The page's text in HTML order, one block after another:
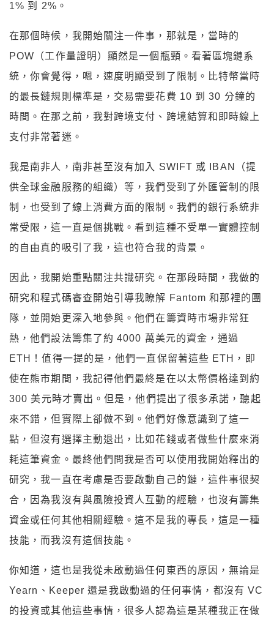
1% 到 2%。
在那個時候，我開始關注一件事，那就是，當時的
POW（工作量證明）顯然是一個瓶頸。看著區塊鏈系
統，你會覺得，嗯，速度明顯受到了限制。比特幣當時
的最長鏈規則標準是，交易需要花費 10 到 30 分鐘的
時間。在那之前，我對跨境支付、跨境結算和即時線上
支付非常著迷。
我是南非人，南非甚至沒有加入 SWIFT 或 IBAN（提
供全球金融服務的組織）等，我們受到了外匯管制的限
制，也受到了線上消費方面的限制。我們的銀行系統非
常受限，這一直是個挑戰。看到這種不受單一實體控制
的自由真的吸引了我，這也符合我的背景。
因此，我開始重點關注共識研究。在那段時間，我做的
研究和程式碼審查開始引導我瞭解 Fantom 和那裡的團
隊，並開始更深入地參與。他們在籌資時市場非常狂
熱，他們設法籌集了約 4000 萬美元的資金，通過
ETH！值得一提的是，他們一直保留著這些 ETH，即
使在熊市期間，我記得他們最終是在以太幣價格達到約
300 美元時才賣出。但是，他們提出了很多承諾，聽起
來不錯，但實際上卻做不到。他們好像意識到了這一
點，但沒有選擇主動退出，比如花錢或者做些什麼來消
耗這筆資金。最終他們問我是否可以使用我開始釋出的
研究，我一直在考慮是否要啟動自己的鏈，這件事很契
合，因為我沒有與風險投資人互動的經驗，也沒有籌集
資金或任何其他相關經驗。這不是我的專長，這是一種
技能，而我沒有這個技能。
你知道，這也是我從未啟動過任何東西的原因，無論是
Yearn、Keeper 還是我啟動過的任何事情，都沒有 VC
的投資或其他這些事情，很多人認為這是某種我正在做